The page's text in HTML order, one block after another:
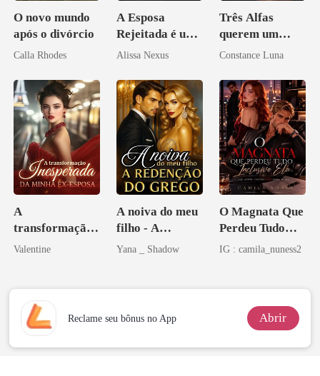
O novo mundo
após o divórcio
Calla Rhodes
A Esposa
Rejeitada é uma
Zilionária
Alissa Nexus
Três Alfas
querem um
casamento
Constance Luna
A
transformação
inesperada da
Valentine
A noiva do meu
filho - A
Redenção do
Yana _ Shadow
O Magnata Que
Perdeu Tudo
Inclusive Ela
IG : camila_nuness2
Reclame seu bônus no App Abrir